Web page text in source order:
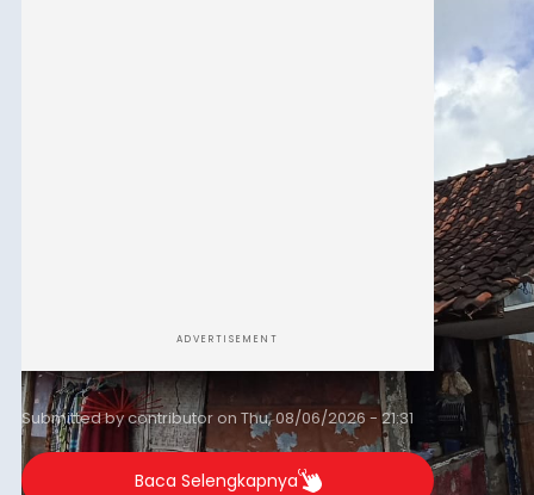
ADVERTISEMENT
Submitted bycontributoron Thu, 08/06/2026 - 21:31
Baca Selengkapnya